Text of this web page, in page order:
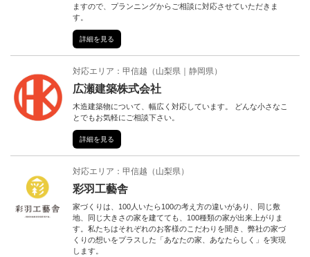
ますので、プランニングからご相談に対応させていただきま
す。
詳細を見る
対応エリア： 甲信越 （ 山梨県 静岡県）
広瀬建築株式会社
木造建築物について、幅広く対応しています。 どんな小さなこ
とでもお気軽にご相談下さい。
詳細を見る
対応エリア： 甲信越 （ 山梨県）
彩羽工藝舎
家づくりは、100人いたら100の考え方の違いがあり、同じ敷
地、同じ大きさの家を建てても、100種類の家が出来上がりま
す。私たちはそれぞれのお客様のこだわりを聞き、弊社の家づ
くりの想いをプラスした「あなたの家、あなたらしく」を実現
します。